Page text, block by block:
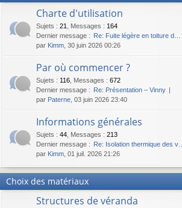
Charte d'utilisation
Sujets : 21 Messages : 164
Dernier message : Re: Fuite légère en toiture d…
par Kimm , 30 juin 2026 00:26
Par où commencer ?
Sujets : 116 Messages : 672
Dernier message : Re: Présentation – Vinny
par Paterne , 03 juin 2026 23:40
Informations générales
Sujets : 44 Messages : 213
Dernier message : Re: Isolation thermique des v…
par Kimm , 01 juil. 2026 21:26
Choix des matériaux
Structures de véranda